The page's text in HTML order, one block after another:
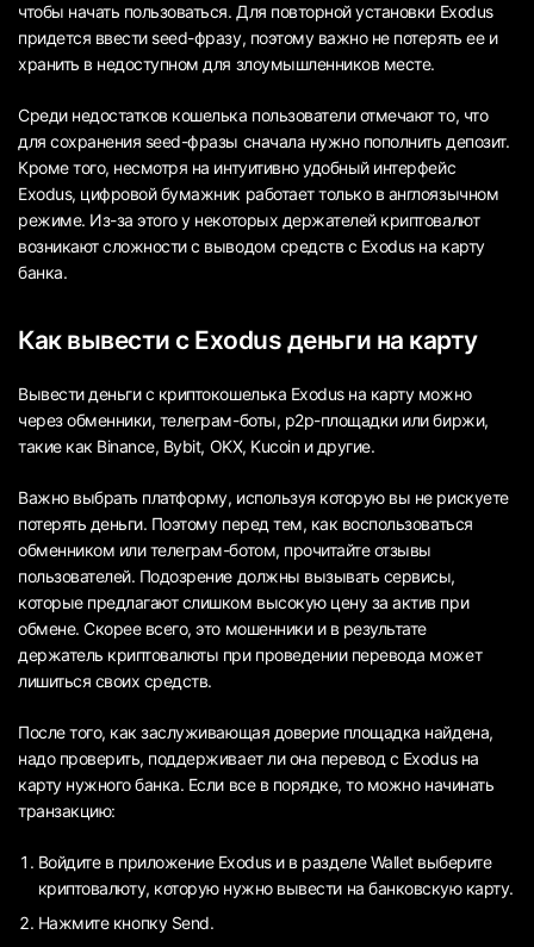
чтобы начать пользоваться. Для повторной установки Exodus
придется ввести seed-фразу, поэтому важно не потерять ее и
хранить в недоступном для злоумышленников месте.
Среди недостатков кошелька пользователи отмечают то, что
для сохранения seed-фразы сначала нужно пополнить депозит.
Кроме того, несмотря на интуитивно удобный интерфейс
Exodus, цифровой бумажник работает только в англоязычном
режиме. Из-за этого у некоторых держателей криптовалют
возникают сложности с выводом средств с Exodus на карту
банка.
Как вывести с Exodus деньги на карту
Вывести деньги с криптокошелька Exodus на карту можно
через обменники, телеграм-боты, р2р-площадки или биржи,
такие как Binance, Bybit, OKX, Kucoin и другие.
Важно выбрать платформу, используя которую вы не рискуете
потерять деньги. Поэтому перед тем, как воспользоваться
обменником или телеграм-ботом, прочитайте отзывы
пользователей. Подозрение должны вызывать сервисы,
которые предлагают слишком высокую цену за актив при
обмене. Скорее всего, это мошенники и в результате
держатель криптовалюты при проведении перевода может
лишиться своих средств.
После того, как заслуживающая доверие площадка найдена,
надо проверить, поддерживает ли она перевод с Exodus на
карту нужного банка. Если все в порядке, то можно начинать
транзакцию:
Войдите в приложение Exodus и в разделе Wallet выберите
криптовалюту, которую нужно вывести на банковскую карту.
Нажмите кнопку Send.